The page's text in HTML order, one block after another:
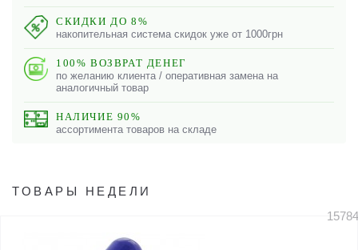
СКИДКИ ДО 8%
накопительная система скидок уже от 1000грн
100% ВОЗВРАТ ДЕНЕГ
по желанию клиента / оперативная замена на
аналогичный товар
НАЛИЧИЕ 90%
ассортимента товаров на складе
ТОВАРЫ НЕДЕЛИ